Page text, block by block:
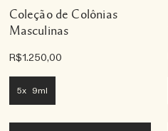
Coleção de Colônias
Masculinas
R$1.250,00
5x 9ml